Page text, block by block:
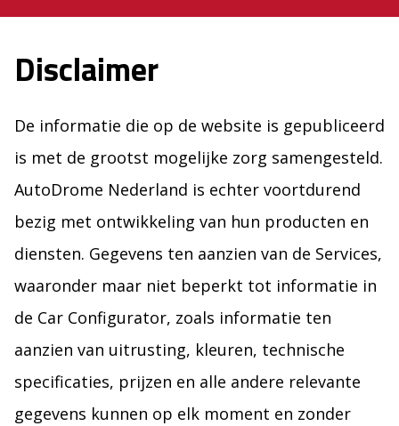
Disclaimer
De informatie die op de website is gepubliceerd
is met de grootst mogelijke zorg samengesteld.
AutoDrome Nederland is echter voortdurend
bezig met ontwikkeling van hun producten en
diensten. Gegevens ten aanzien van de Services,
waaronder maar niet beperkt tot informatie in
de Car Configurator, zoals informatie ten
aanzien van uitrusting, kleuren, technische
specificaties, prijzen en alle andere relevante
gegevens kunnen op elk moment en zonder